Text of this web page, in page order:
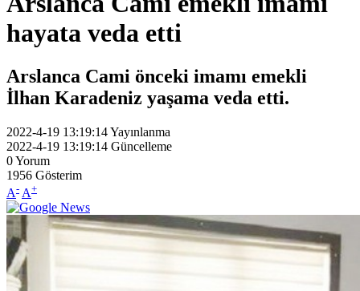
hayata veda etti
Arslanca Cami önceki imamı emekli
İlhan Karadeniz yaşama veda etti.
2022-4-19 13:19:14Yayınlanma
2022-4-19 13:19:14 Güncelleme
0Yorum
1956 Gösterim
A- A+